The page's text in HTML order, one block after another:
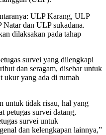
ULP Karang, ULP
dan ULP sukadana.
dilaksakan pada tahap
survei yang dilengkapi
dan seragam, disebar untuk
ukur yang ada di rumah
untuk tidak risau, hal yang
petugas survei datang,
survei untuk
dan kelengkapan lainnya,”